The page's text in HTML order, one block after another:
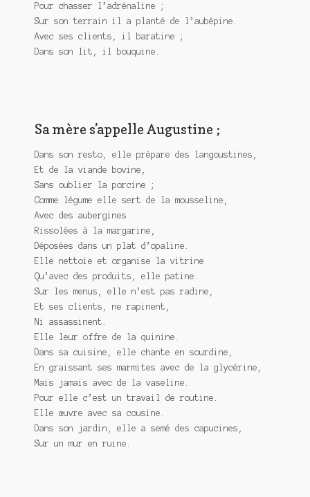
Pour chasser l’adrénaline ;
Sur son terrain il a planté de l’aubépine.
Avec ses clients, il baratine ;
Dans son lit, il bouquine.
Sa mère s’appelle Augustine ;
Dans son resto, elle prépare des langoustines,
Et de la viande bovine,
Sans oublier la porcine ;
Comme légume elle sert de la mousseline,
Avec des aubergines
Rissolées à la margarine,
Déposées dans un plat d’opaline.
Elle nettoie et organise la vitrine
Qu’avec des produits, elle patine.
Sur les menus, elle n’est pas radine,
Et ses clients, ne rapinent,
Ni assassinent.
Elle leur offre de la quinine.
Dans sa cuisine, elle chante en sourdine,
En graissant ses marmites avec de la glycérine,
Mais jamais avec de la vaseline.
Pour elle c’est un travail de routine.
Elle œuvre avec sa cousine.
Dans son jardin, elle a semé des capucines,
Sur un mur en ruine.